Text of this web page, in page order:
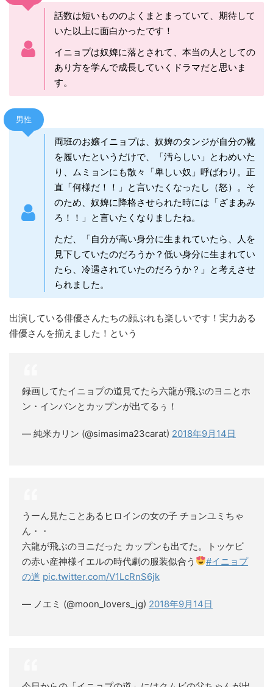
話数は短いもののよくまとまっていて、期待して
いた以上に面白かったです！
イニョプは奴婢に落とされて、本当の人としての
あり方を学んで成長していくドラマだと思いま
す。
男性
両班のお嬢イニョプは、奴婢のタンジが自分の靴
を履いたというだけで、「汚らしい」とわめいた
り、ムミョンにも散々「卑しい奴」呼ばわり。正
直「何様だ！！」と言いたくなったし（怒）。そ
のため、奴婢に降格させられた時には「ざまあみ
ろ！！」と言いたくなりましたね。
ただ、「自分が高い身分に生まれていたら、人を
見下していたのだろうか？低い身分に生まれてい
たら、冷遇されていたのだろうか？」と考えさせ
られました。
出演している俳優さんたちの顔ぶれも楽しいです！実力ある
俳優さんを揃えました！という
録画してたイニョプの道見てたら六龍が飛ぶのヨニとホ
ン・インバンとカップンが出てるぅ！
— 純米カリン (@simasima23carat) 2018年9月14日
うーん見たことあるヒロインの女の子 チョンユミちゃ
ん・・
六龍が飛ぶのヨニだった カップンも出てた。トッケビ
の赤い産神様イエルの時代劇の服装似合う
#イニョプ
の道 pic.twitter.com/V1LcRnS6jk
— ノエミ (@moon_lovers_jg) 2018年9月14日